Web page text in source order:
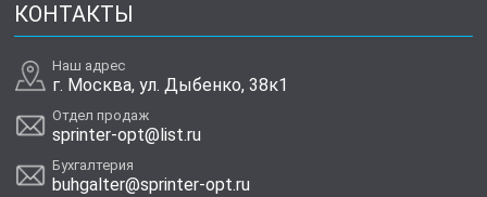
КОНТАКТЫ
Наш адрес
г. Москва, ул. Дыбенко, 38к1
Отдел продаж
sprinter-opt@list.ru
Бухгалтерия
buhgalter@sprinter-opt.ru